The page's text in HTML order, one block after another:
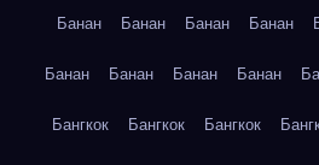
Банан Банан Банан Банан
Банан Банан Банан Банан
Бангкок Бангкок Бангкок